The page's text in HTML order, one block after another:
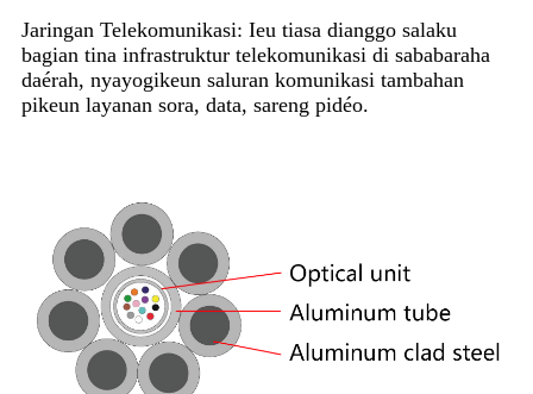
Jaringan Telekomunikasi: Ieu tiasa dianggo salaku
bagian tina infrastruktur telekomunikasi di sababaraha
daérah, nyayogikeun saluran komunikasi tambahan
pikeun layanan sora, data, sareng pidéo.